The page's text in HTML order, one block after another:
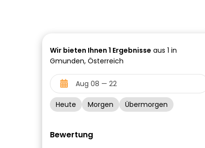
Wir bieten Ihnen 1 Ergebnisse aus 1 in
Gmunden, Österreich
Heute Morgen Übermorgen
Bewertung